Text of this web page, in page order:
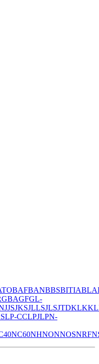
BAFBANBBSBITIABLA
GBAGFGL-
JJSJKSJLLSJLSJTDKLK
LP-CCLPJLPN-
NC60NHNONNOSNRF